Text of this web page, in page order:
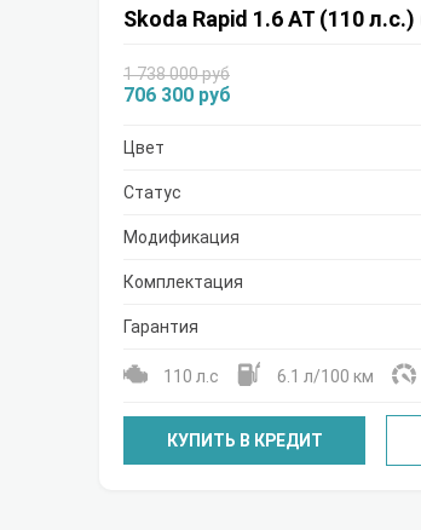
Skoda Rapid 1.6 AT (110
1 738 000 руб
706 300 руб
Цвет
Статус
Модификация
Комплектация
Гарантия
110 л.с 6.1 л/100 км
КУПИТЬ В КРЕДИТ